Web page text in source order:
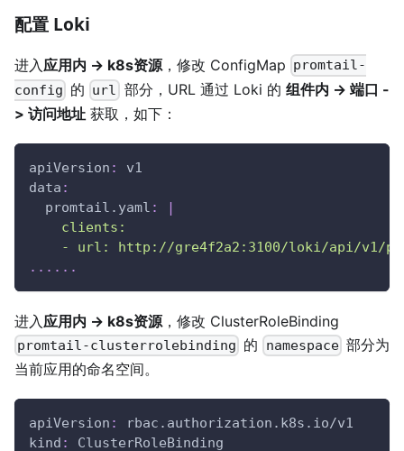
配置 Loki
进入 应用内 -> k8s资源 ，修改 ConfigMap promtail-
config 的 url 部分，URL 通过 Loki 的 组件内 -> 端口 -
> 访问地址 获取，如下：
apiVersion :
v1
data :
promtail.yaml :
|
    clients:
- url: http://gre4f2a2:3100/loki/api/v1/
... ...
进入 应用内 -> k8s资源 ，修改 ClusterRoleBinding
promtail-clusterrolebinding 的 namespace部分为
当前应用的命名空间。
apiVersion :
rbac.authorization.k8s.io/v1
kind : ClusterRoleBinding